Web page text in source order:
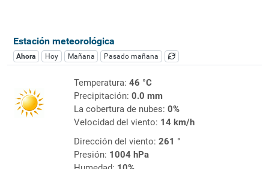
Estación meteorológica
Ahora Hoy Mañana Pasado mañana
Temperatura: 46 °C
Precipitación: 0.0 mm
La cobertura de nubes: 0%
Velocidad del viento: 14 km/h
Dirección del viento: 261 °
Presión: 1004 hPa